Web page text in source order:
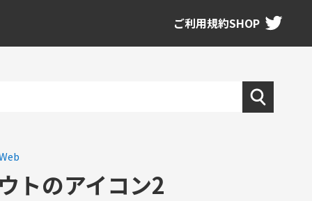
ご利用規約SHOP
トのアイコン2